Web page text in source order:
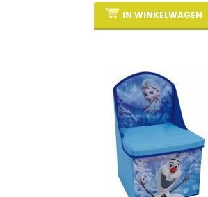
IN WINKELWAGEN